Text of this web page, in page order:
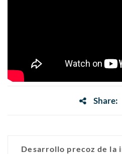
Share:
Desarrollo precoz de la